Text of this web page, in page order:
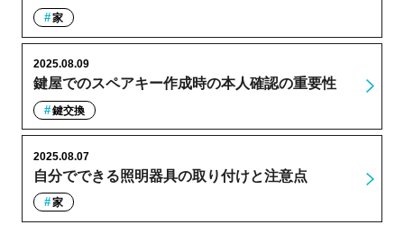
家
鍵屋でのスペアキー作成時の本人確認の重要性
2025.08.09
鍵交換
自分でできる照明器具の取り付けと注意点
2025.08.07
家